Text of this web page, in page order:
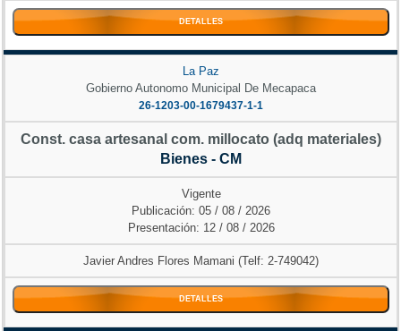
DETALLES
La Paz
Gobierno Autonomo Municipal De Mecapaca
26-1203-00-1679437-1-1
Const. casa artesanal com. millocato (adq materiales)
Bienes - CM
Vigente
Publicación: 05 / 08 / 2026
Presentación: 12 / 08 / 2026
Javier Andres Flores Mamani (Telf: 2-749042)
DETALLES